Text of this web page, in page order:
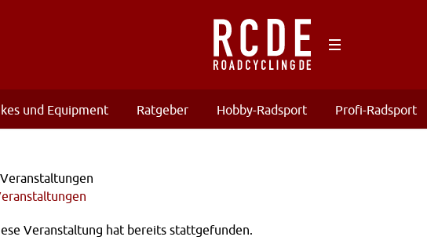
und Equipment Ratgeber Hobby-Radsport Profi-Radsport
Veranstaltung hat bereits stattgefunden.